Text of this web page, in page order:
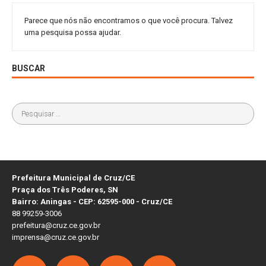
Parece que nós não encontramos o que você procura. Talvez
uma pesquisa possa ajudar.
BUSCAR
Prefeitura Municipal de Cruz/CE
Praça dos Três Poderes, SN
Bairro: Aningas - CEP: 62595-000 - Cruz/CE
88 99259-3006
prefeitura@cruz.ce.gov.br
imprensa@cruz.ce.gov.br